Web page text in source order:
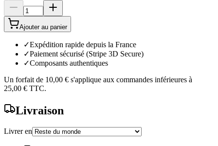
Ajouter au panier
✓Expédition rapide depuis la France
✓Paiement sécurisé (Stripe 3D Secure)
✓Composants authentiques
Un forfait de 10,00 € s'applique aux commandes inférieures à
25,00 € TTC.
Livraison
Livrer en